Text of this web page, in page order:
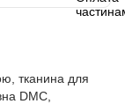
тканина для
DMC,